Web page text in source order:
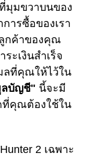
มุมขวาบนของ
ารซื้อของเรา
กค้าของคุณ
ะเงินสำเร็จ
ลที่คุณให้ไว้ใน
บัญชี" นี้จะมี
ที่คุณต้องใช้ใน
2 เฉพาะ